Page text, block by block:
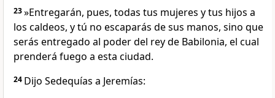
23»Entregarán, pues, todas tus mujeres y tus hijos a
los caldeos, y tú no escaparás de sus manos, sino que
serás entregado al poder del rey de Babilonia, el cual
prenderá fuego a esta ciudad.
24 Dijo Sedequías a Jeremías: